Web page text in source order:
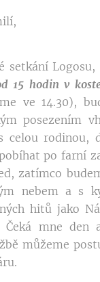
setkání
15 hodin v
ve 14.30),
posezením
celou rodinou,
po farní
zatímco
nebem a s
hitů jako
Čeká mne den
můžeme